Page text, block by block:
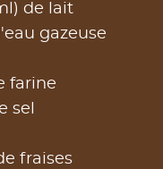
de lait
gazeuse
farine
sel
fraises